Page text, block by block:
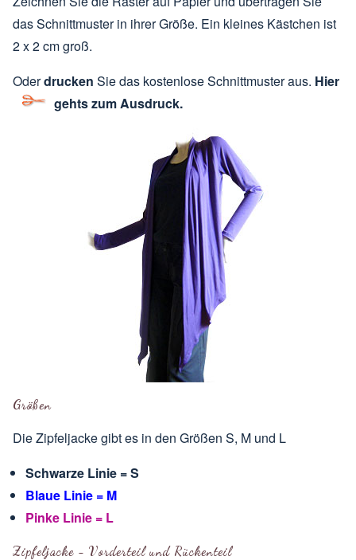
das Schnittmuster in ihrer Größe. Ein kleines Kästchen ist
2 x 2 cm groß.
Oderdrucken Sie das kostenlose Schnittmuster aus. Hier
gehts zum Ausdruck.
Größen
Die Zipfeljacke gibt es in den Größen S, M und L
Schwarze Linie = S
Blaue Linie = M
Pinke Linie = L
Zipfeljacke - Vorderteil und Rückenteil